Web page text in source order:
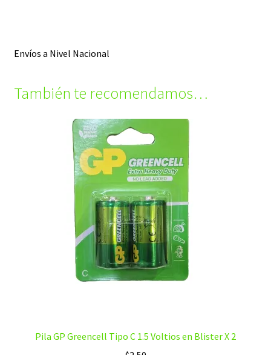
Envíos a Nivel Nacional
También te recomendamos…
Pila GP Greencell Tipo C 1.5 Voltios en Blister X 2